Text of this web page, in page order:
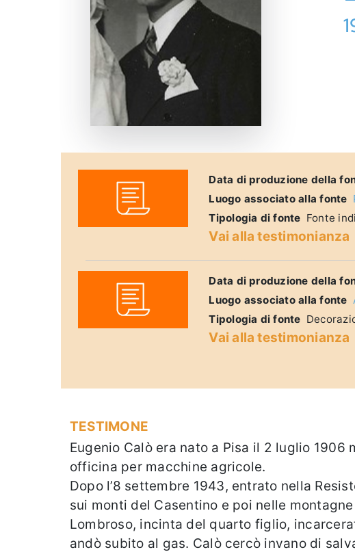
Data di produzione della
Luogo associato alla fonte
Tipologia di fonte Fonte
Vai alla testimonianza
Data di produzione della
Luogo associato alla fonte
Tipologia di fonte
Vai alla testimonianza
TESTIMONE
Eugenio Calò era nato a Pisa il 2 luglio
officina per macchine agricole.
Dopo l’8 settembre 1943, entrato nella
sui monti del Casentino e poi nelle
Lombroso, incinta del quarto figlio,
andò subito al gas. Calò cercò invano di